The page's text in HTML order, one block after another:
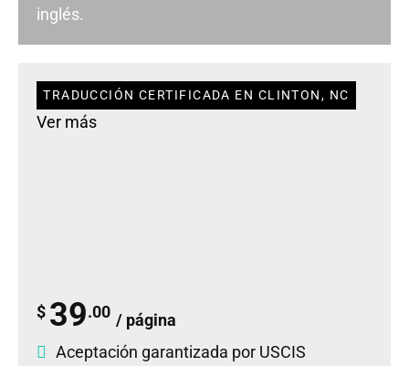
inglés.
TRADUCCIÓN CERTIFICADA EN CLINTON, NC
Ver más
$ 39.00 / página
Aceptación garantizada por USCIS